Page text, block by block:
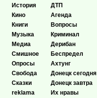
История
Кино
Книги
Музыка
Медиа
Смишное
Опросы
Свобода
Сказки
reklama
ДТП
Агенда
Вопросы
Криминал
Дерибан
Беспредел
Ахтунг
Донецк сегодня
Донецк завтра
Их нравы